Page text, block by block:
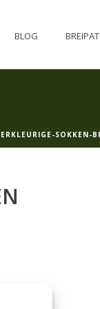
BLOG
SOKKEN-